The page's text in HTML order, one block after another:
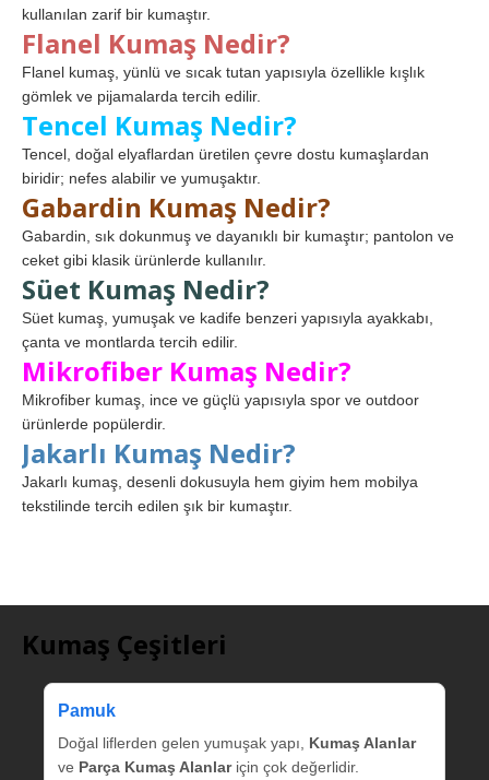
kullanılan zarif bir kumaştır.
Flanel Kumaş Nedir?
Flanel kumaş, yünlü ve sıcak tutan yapısıyla özellikle kışlık
gömlek ve pijamalarda tercih edilir.
Tencel Kumaş Nedir?
Tencel, doğal elyaflardan üretilen çevre dostu kumaşlardan
biridir; nefes alabilir ve yumuşaktır.
Gabardin Kumaş Nedir?
Gabardin, sık dokunmuş ve dayanıklı bir kumaştır; pantolon ve
ceket gibi klasik ürünlerde kullanılır.
Süet Kumaş Nedir?
Süet kumaş, yumuşak ve kadife benzeri yapısıyla ayakkabı,
çanta ve montlarda tercih edilir.
Mikrofiber Kumaş Nedir?
Mikrofiber kumaş, ince ve güçlü yapısıyla spor ve outdoor
ürünlerde popülerdir.
Jakarlı Kumaş Nedir?
Jakarlı kumaş, desenli dokusuyla hem giyim hem mobilya
tekstilinde tercih edilen şık bir kumaştır.
Kumaş Çeşitleri
Pamuk
Doğal liflerden gelen yumuşak yapı, Kumaş Alanlar
ve Parça Kumaş Alanlariçin çok değerlidir.